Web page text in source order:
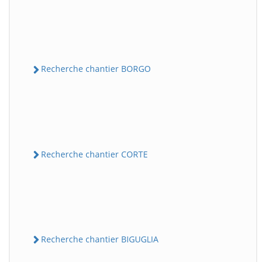
Recherche chantier BORGO
Recherche chantier CORTE
Recherche chantier BIGUGLIA